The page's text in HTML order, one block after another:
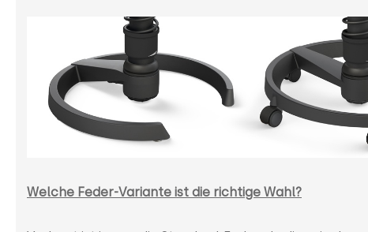
Welche Feder-Variante ist die richtige Wahl?